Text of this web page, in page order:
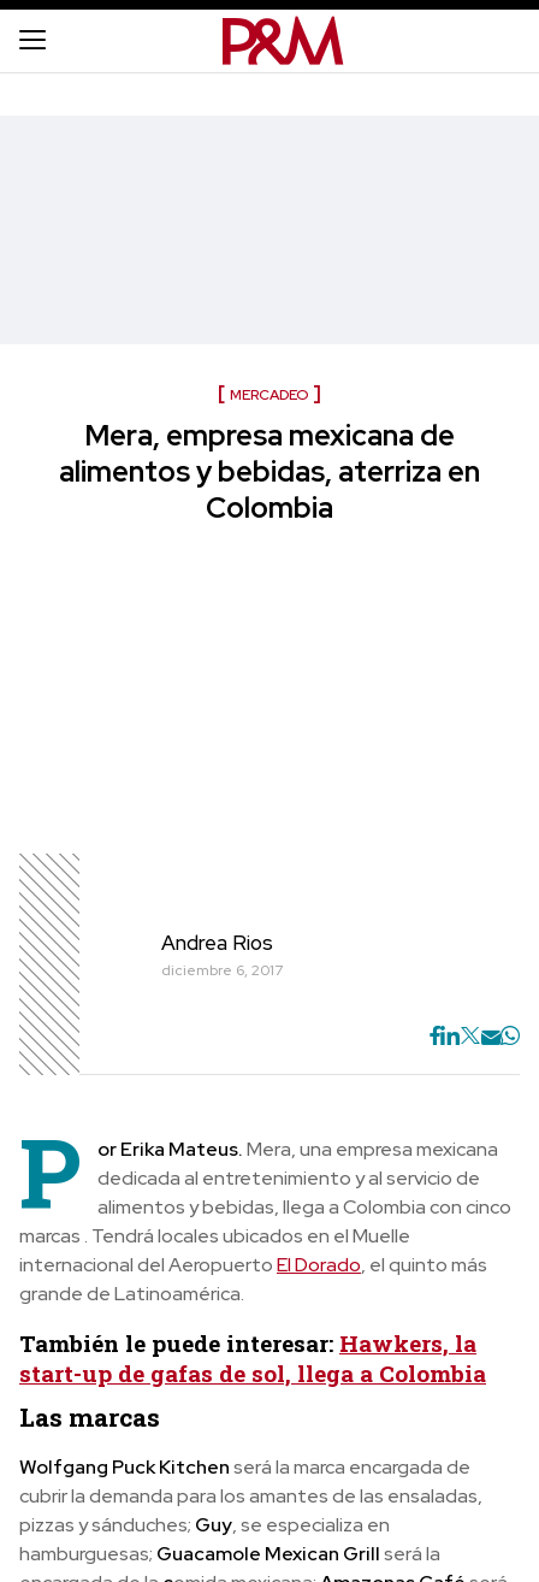
MERCADEO
Mera, empresa mexicana de
alimentos y bebidas, aterriza en
Colombia
Andrea Rios
diciembre 6, 2017
P or Erika Mateus.Mera, una empresa mexicana
dedicada al entretenimiento y al servicio de
alimentos y bebidas, llega a Colombia con cinco
marcas . Tendrá locales ubicados en el Muelle
internacional del AeropuertoEl Dorado, el quinto más
grande de Latinoamérica.
También le puede interesar: Hawkers, la
start-up de gafas de sol, llega a Colombia
Las marcas
Wolfgang Puck Kitchenserá la marca encargada de
cubrir la demanda para los amantes de las ensaladas,
pizzas y sánduches; Guy, se especializa en
hamburguesas; Guacamole Mexican Grillserá la